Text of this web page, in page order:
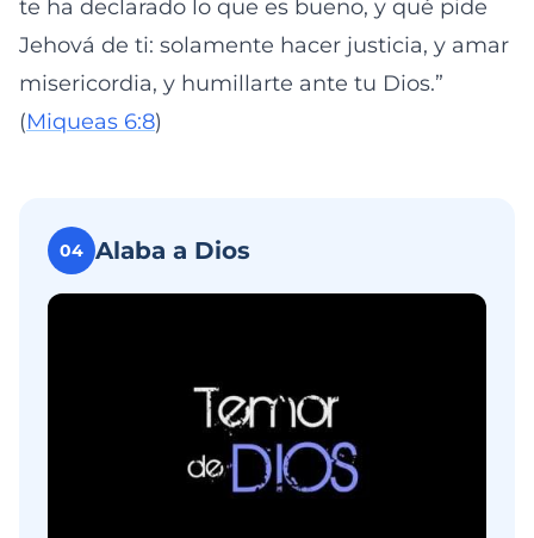
te ha declarado lo que es bueno, y qué pide
Jehová de ti: solamente hacer justicia, y amar
misericordia, y humillarte ante tu Dios.”
(Miqueas 6:8)
04 Alaba a Dios